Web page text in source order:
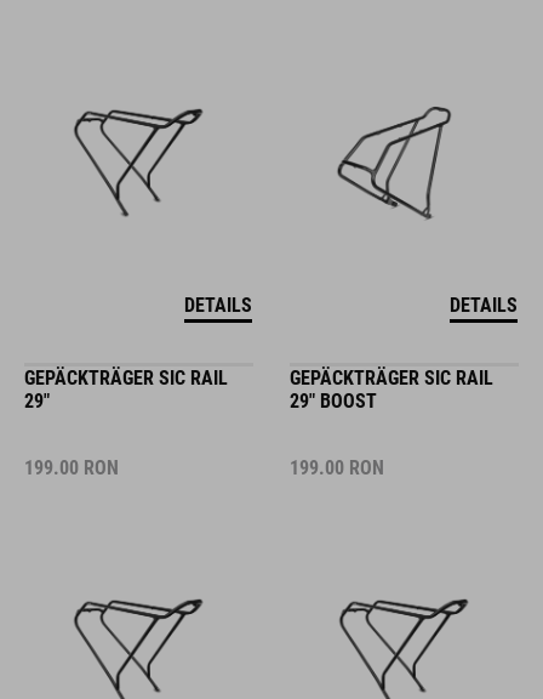
DETAILS DETAILS
GEPÄCKTRÄGER SIC RAIL
29"
199.00 RON
GEPÄCKTRÄGER SIC RAIL
29" BOOST
199.00 RON